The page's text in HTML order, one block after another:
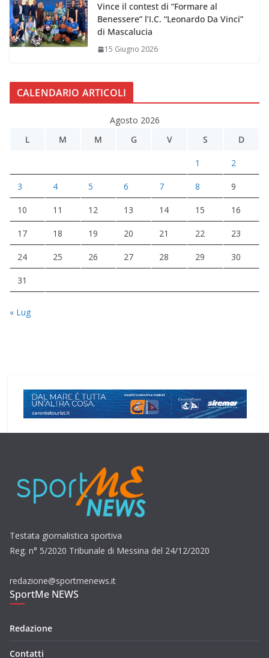
Vince il contest di “Formare al
Benessere” l’I.C. “Leonardo Da Vinci”
di Mascalucia
15 Giugno 2026
CALENDARIO ARTICOLI
Agosto 2026
L
M M G V S D
1 2
3 4 5 6 7 8 9
10 11 12 13 14 15 16
17 18 19 20 21 22 23
24 25 26 27 28 29 30
31
« Lug
Testata giornalistica sportiva
Reg. n° 5/2020 Tribunale di Messina del 24/12/2020
redazione@sportmenews.it
SportMe NEWS
Redazione
Contatti